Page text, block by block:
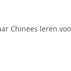
Chinees leren